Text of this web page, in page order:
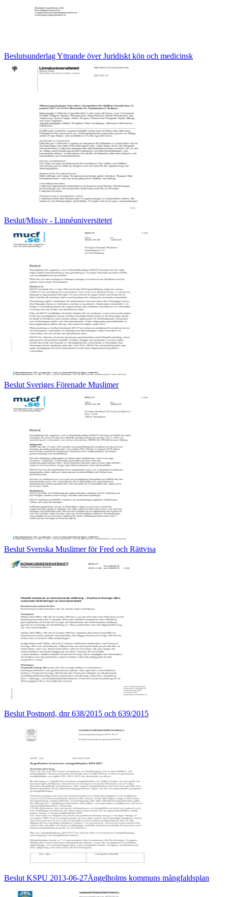
Beslutsunderlag Yttrande över Juridiskt kön och medicinsk
Beslut/Missiv - Linnéuniversitetet
Beslut Sveriges Förenade Muslimer
Beslut Svenska Muslimer för Fred och Rättvisa
Beslut Postnord, dnr 638/2015 och 639/2015
Beslut KSPU 2013-06-27Ängelholms kommuns mångfaldsplan